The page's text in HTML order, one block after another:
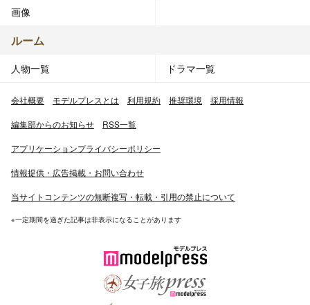
画像
ルーム
人物一覧 ドラマ一覧
会社概要 モデルプレスとは 利用規約 推奨環境 採用情報
編集部からのお知らせ RSS一覧
アプリケーションプライバシーポリシー
情報提供・広告掲載・お問い合わせ
当サイトコンテンツの無断複写・転載・引用の禁止について
※一定期間を過ぎた記事は非表示になることがあります